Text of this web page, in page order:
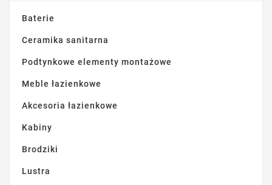
Baterie
Ceramika sanitarna
Podtynkowe elementy montażowe
Meble łazienkowe
Akcesoria łazienkowe
Kabiny
Brodziki
Lustra